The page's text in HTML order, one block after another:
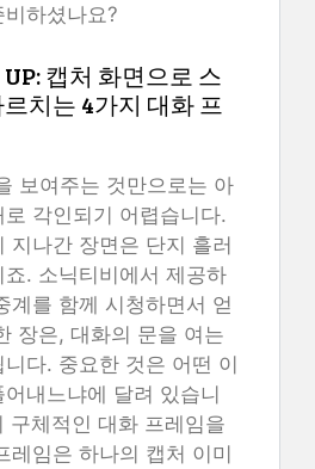
하셨나요?
캡처 화면으로 스
치는 4가지 대화 프
보여주는 것만으로는 아
각인되기 어렵습니다.
지나간 장면은 단지 흘러
. 소닉티비에서 제공하
계를 함께 시청하면서 얻
장은, 대화의 문을 여는
다. 중요한 것은 어떤 이
내느냐에 달려 있습니
구체적인 대화 프레임을
레임은 하나의 캡처 이미